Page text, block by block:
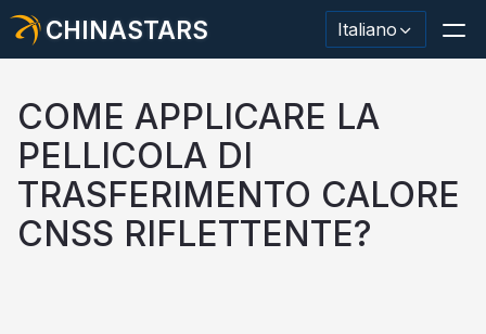
CHINASTARS Italiano
Materiale/nastro riflettente
Tessuto riflettente alla moda
COME APPLICARE LA
PELLICOLA DI
TRASFERIMENTO CALORE
CNSS RIFLETTENTE?